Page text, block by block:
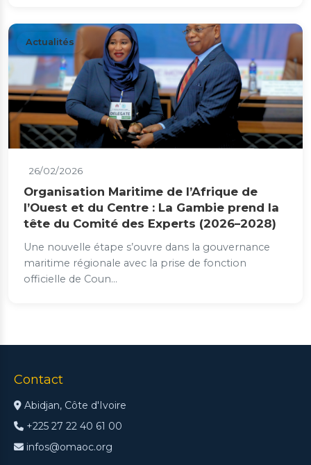
Actualités
26/02/2026
Organisation Maritime de l’Afrique de
l’Ouest et du Centre : La Gambie prend la
tête du Comité des Experts (2026–2028)
Une nouvelle étape s’ouvre dans la gouvernance
maritime régionale avec la prise de fonction
officielle de Coun...
Contact
Abidjan, Côte d'Ivoire
+225 27 22 40 61 00
infos@omaoc.org